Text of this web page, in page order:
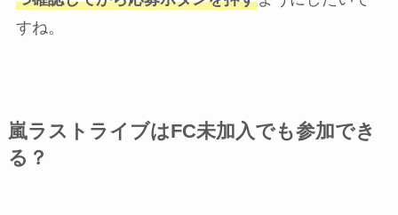
すね。
嵐ラストライブはFC未加入でも参加でき
る？